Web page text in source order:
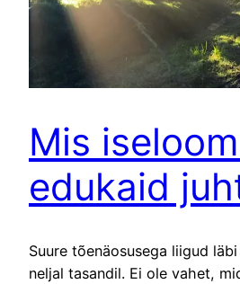
Mis
edukaid
Suure tõenäosusega liigud
neljal tasandil. Ei ole vahet,